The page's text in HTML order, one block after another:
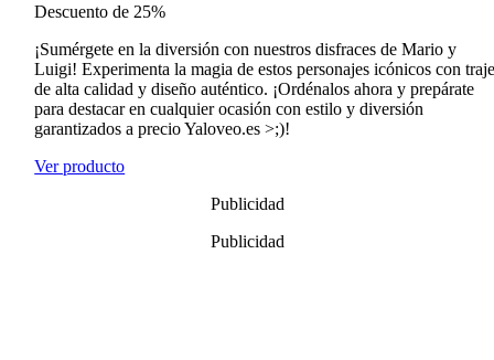
precios:
19,99€
hasta
21,99€
Descuento de 25%
¡Sumérgete en la diversión con nuestros disfraces de Mario y
Luigi! Experimenta la magia de estos personajes icónicos con
de alta calidad y diseño auténtico. ¡Ordénalos ahora y prepárate
para destacar en cualquier ocasión con estilo y diversión
garantizados a precio Yaloveo.es >;)!
Ver producto
Publicidad
Publicidad